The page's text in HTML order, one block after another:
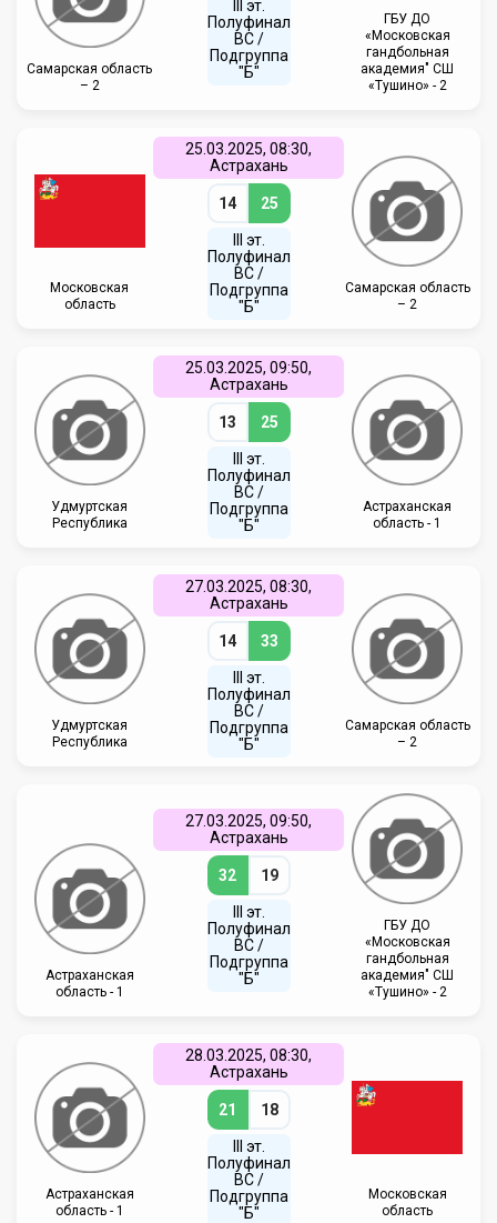
Самарская область
– 2
III эт.
Полуфинал
ВC /
Подгруппа
"Б"
ГБУ ДО
«Московская
гандбольная
академия" СШ
«Тушино» - 2
Московская
область
25.03.2025, 08:30,
Астрахань
14 25
III эт.
Полуфинал
ВC /
Подгруппа
"Б"
Самарская область
– 2
Удмуртская
Республика
25.03.2025, 09:50,
Астрахань
13 25
III эт.
Полуфинал
ВC /
Подгруппа
"Б"
Астраханская
область - 1
Удмуртская
Республика
27.03.2025, 08:30,
Астрахань
14 33
III эт.
Полуфинал
ВC /
Подгруппа
"Б"
Самарская область
– 2
Астраханская
область - 1
27.03.2025, 09:50,
Астрахань
32 19
III эт.
Полуфинал
ВC /
Подгруппа
"Б"
ГБУ ДО
«Московская
гандбольная
академия" СШ
«Тушино» - 2
Астраханская
область - 1
28.03.2025, 08:30,
Астрахань
21 18
III эт.
Полуфинал
ВC /
Подгруппа
"Б"
Московская
область